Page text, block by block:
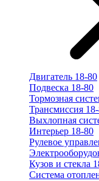
Двигатель 18-80
Подвеска 18-80
Тормозная
Трансмиссия
Выхлопная
Интерьер 18-80
Рулевое
Кузов и стекла
Система